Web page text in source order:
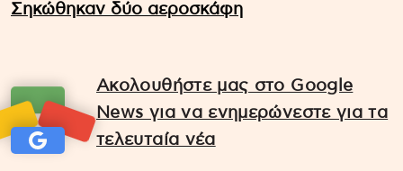
Σηκώθηκαν δύο αεροσκάφη
Ακολουθήστε μας στο Google
News για να ενημερώνεστε για τα
τελευταία νέα